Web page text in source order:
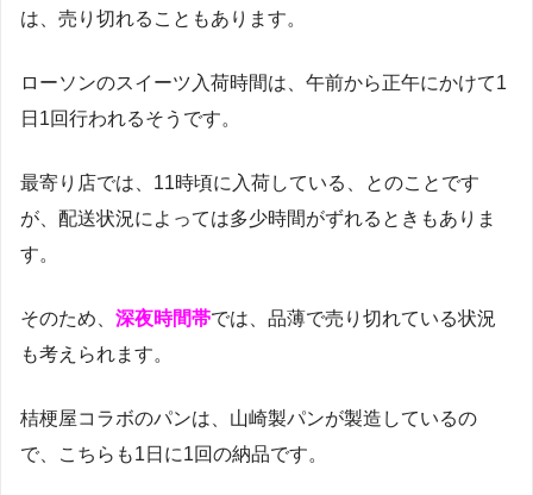
は、売り切れることもあります。
ローソンのスイーツ入荷時間は、午前から正午にかけて1
日1回行われるそうです。
最寄り店では、11時頃に入荷している、とのことです
が、配送状況によっては多少時間がずれるときもありま
す。
そのため、 深夜時間帯では、品薄で売り切れている状況
も考えられます。
桔梗屋コラボのパンは、山崎製パンが製造しているの
で、こちらも1日に1回の納品です。